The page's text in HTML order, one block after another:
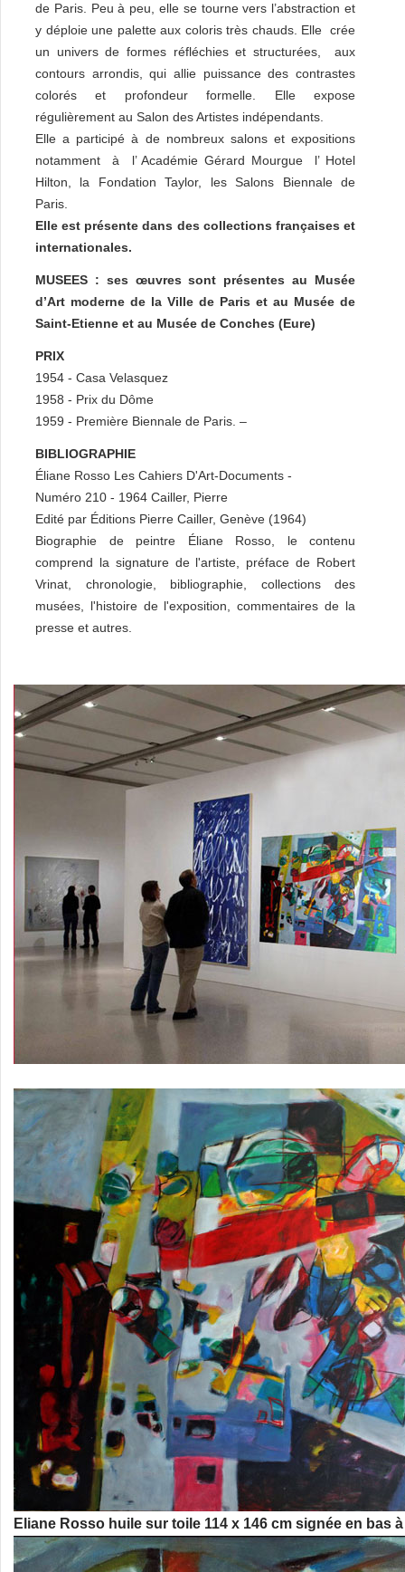
de Paris. Peu à peu, elle se tourne vers l’abstraction et
y déploie une palette aux coloris très chauds. Elle crée
un univers de formes réfléchies et structurées, aux
contours arrondis, qui allie puissance des contrastes
colorés et profondeur formelle. Elle expose
régulièrement au Salon des Artistes indépendants.
Elle a participé à de nombreux salons et expositions
notamment à l’ Académie Gérard Mourgue l’ Hotel
Hilton, la Fondation Taylor, les Salons Biennale de
Paris.
Elle est présente dans des collections françaises et
internationales.
MUSEES : ses œuvres sont présentes au Musée
d’Art moderne de la Ville de Paris et au Musée de
Saint-Etienne et au Musée de Conches (Eure)
PRIX
1954 - Casa Velasquez
1958 - Prix du Dôme
1959 - Première Biennale de Paris. –
BIBLIOGRAPHIE
Éliane Rosso Les Cahiers D'Art-Documents -
Numéro 210 - 1964 Cailler, Pierre
Edité par Éditions Pierre Cailler, Genève (1964)
Biographie de peintre Éliane Rosso, le contenu
comprend la signature de l'artiste, préface de Robert
Vrinat, chronologie, bibliographie, collections des
musées, l'histoire de l'exposition, commentaires de la
presse et autres.
Eliane Rosso huile sur toile 114 x 146 cm signée en bas